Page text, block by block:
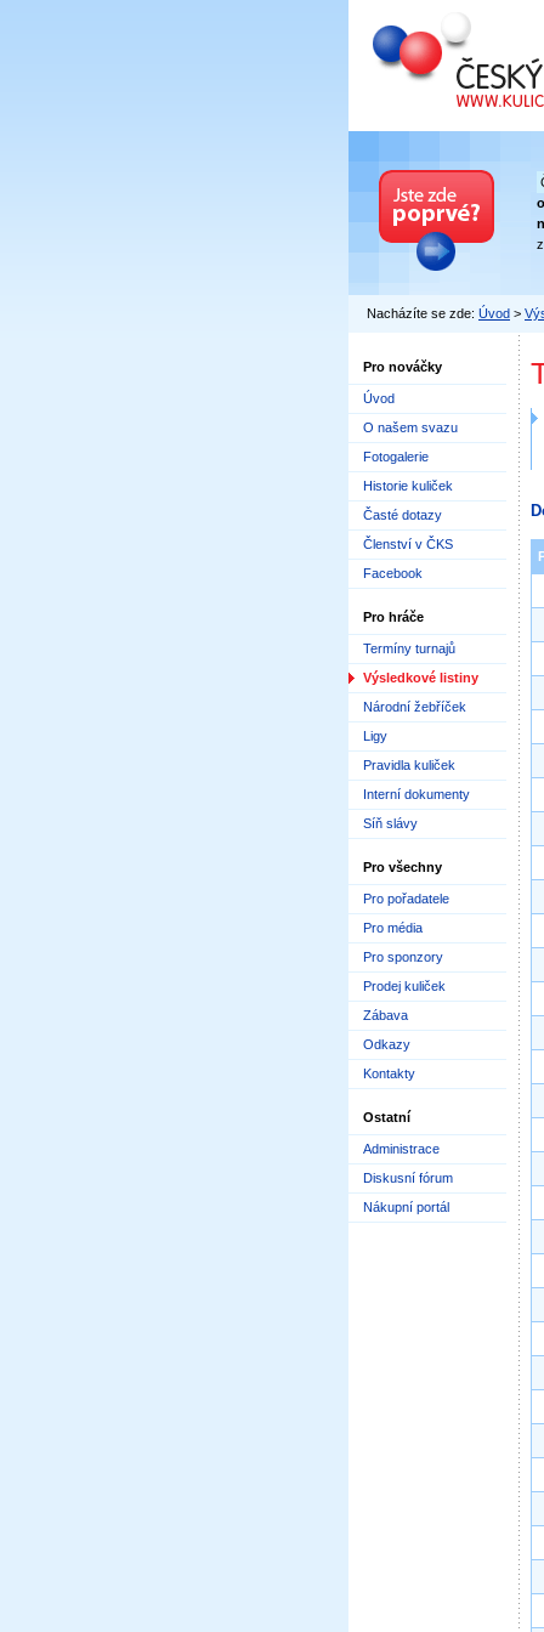
Český
Nacházíte se zde: Úvod >
Pro nováčky
Úvod
O našem svazu
Fotogalerie
Historie kuliček
Časté dotazy
Členství v ČKS
Facebook
Pro hráče
Termíny turnajů
Výsledkové listiny
Národní žebříček
Ligy
Pravidla kuliček
Interní dokumenty
Síň slávy
Pro všechny
Pro pořadatele
Pro média
Pro sponzory
Prodej kuliček
Zábava
Odkazy
Kontakty
Ostatní
Administrace
Diskusní fórum
Nákupní portál